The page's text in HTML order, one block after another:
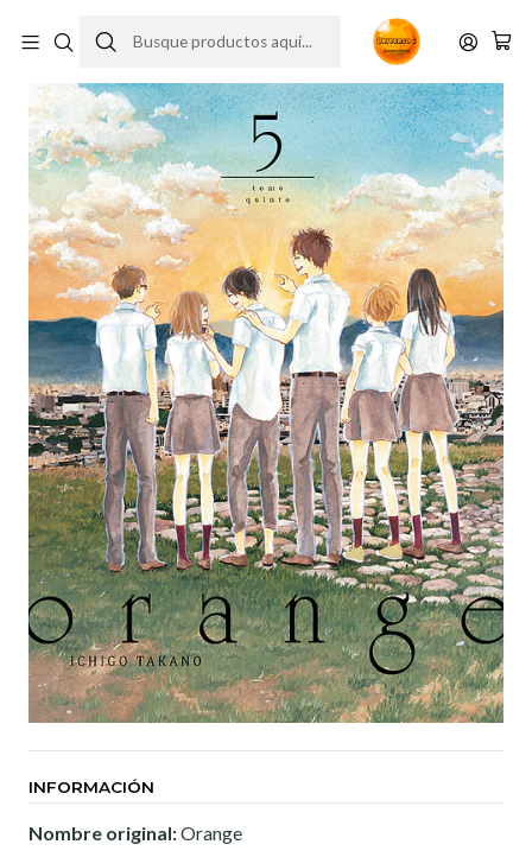
INFORMACIÓN
Nombre original:Orange